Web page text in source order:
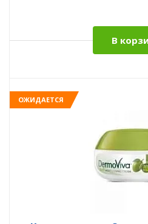
В
ОЖИДАЕТСЯ